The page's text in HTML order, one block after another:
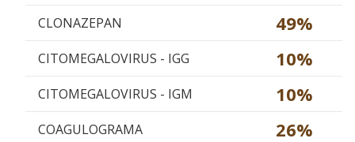
CLONAZEPAN 49%
CITOMEGALOVIRUS - IGG 10%
CITOMEGALOVIRUS - IGM 10%
COAGULOGRAMA 26%